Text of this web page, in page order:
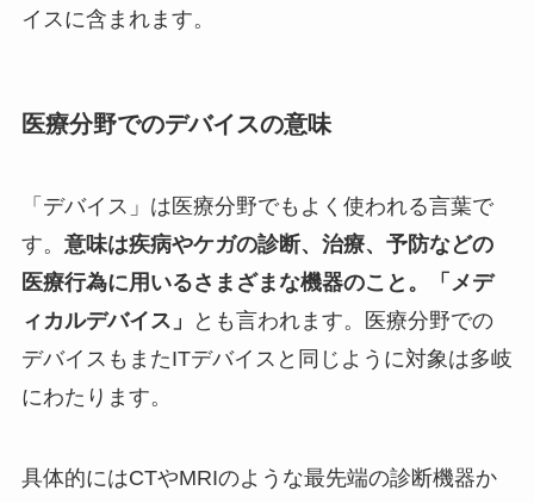
イスに含まれます。
医療分野でのデバイスの意味
「デバイス」は医療分野でもよく使われる言葉で
す。 意味は疾病やケガの診断、治療、予防などの
医療行為に用いるさまざまな機器のこと。
「メデ
ィカルデバイス」
とも言われます。医療分野での
デバイスもまたITデバイスと同じように対象は多岐
にわたります。
具体的にはCTやMRIのような最先端の診断機器か